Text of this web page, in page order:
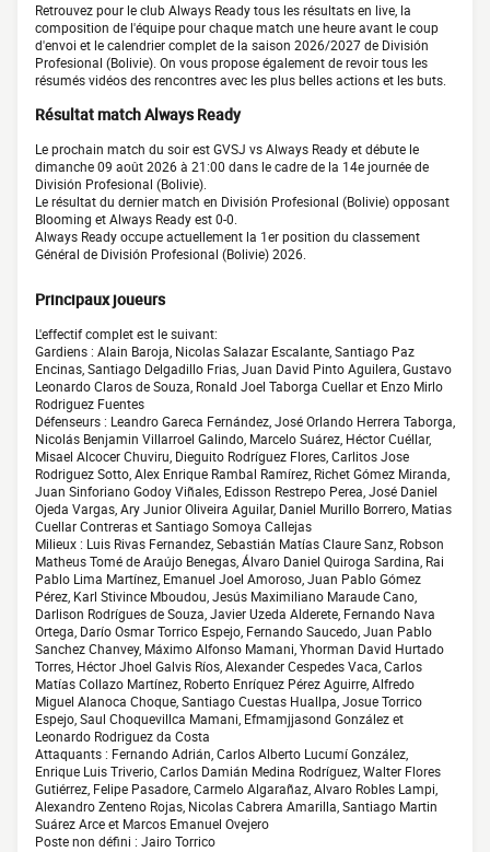
Retrouvez pour le club Always Ready tous les résultats en live, la
composition de l'équipe pour chaque match une heure avant le coup
d'envoi et le calendrier complet de la saison 2026/2027 de División
Profesional (Bolivie). On vous propose également de revoir tous les
résumés vidéos des rencontres avec les plus belles actions et les buts.
Résultat match Always Ready
Le prochain match du soir est GVSJ vs Always Ready et débute le
dimanche 09 août 2026 à 21:00 dans le cadre de la 14e journée de
División Profesional (Bolivie).
Le résultat du dernier match en División Profesional (Bolivie) opposant
Blooming et Always Ready est 0-0.
Always Ready occupe actuellement la 1er position du classement
Général de División Profesional (Bolivie) 2026.
Principaux joueurs
L'effectif complet est le suivant:
Gardiens : Alain Baroja, Nicolas Salazar Escalante, Santiago Paz
Encinas, Santiago Delgadillo Frias, Juan David Pinto Aguilera, Gustavo
Leonardo Claros de Souza, Ronald Joel Taborga Cuellar et Enzo Mirlo
Rodriguez Fuentes
Défenseurs : Leandro Gareca Fernández, José Orlando Herrera Taborga,
Nicolás Benjamin Villarroel Galindo, Marcelo Suárez, Héctor Cuéllar,
Misael Alcocer Chuviru, Dieguito Rodríguez Flores, Carlitos Jose
Rodriguez Sotto, Alex Enrique Rambal Ramírez, Richet Gómez Miranda,
Juan Sinforiano Godoy Viñales, Edisson Restrepo Perea, José Daniel
Ojeda Vargas, Ary Junior Oliveira Aguilar, Daniel Murillo Borrero, Matias
Cuellar Contreras et Santiago Somoya Callejas
Milieux : Luis Rivas Fernandez, Sebastián Matías Claure Sanz, Robson
Matheus Tomé de Araújo Benegas, Álvaro Daniel Quiroga Sardina, Rai
Pablo Lima Martínez, Emanuel Joel Amoroso, Juan Pablo Gómez
Pérez, Karl Stivince Mboudou, Jesús Maximiliano Maraude Cano,
Darlison Rodrígues de Souza, Javier Uzeda Alderete, Fernando Nava
Ortega, Darío Osmar Torrico Espejo, Fernando Saucedo, Juan Pablo
Sanchez Chanvey, Máximo Alfonso Mamani, Yhorman David Hurtado
Torres, Héctor Jhoel Galvis Ríos, Alexander Cespedes Vaca, Carlos
Matías Collazo Martínez, Roberto Enríquez Pérez Aguirre, Alfredo
Miguel Alanoca Choque, Santiago Cuestas Huallpa, Josue Torrico
Espejo, Saul Choquevillca Mamani, Efmamjjasond González et
Leonardo Rodriguez da Costa
Attaquants : Fernando Adrián, Carlos Alberto Lucumí González,
Enrique Luis Triverio, Carlos Damián Medina Rodríguez, Walter Flores
Gutiérrez, Felipe Pasadore, Carmelo Algarañaz, Alvaro Robles Lampi,
Alexandro Zenteno Rojas, Nicolas Cabrera Amarilla, Santiago Martin
Suárez Arce et Marcos Emanuel Ovejero
Poste non défini : Jairo Torrico